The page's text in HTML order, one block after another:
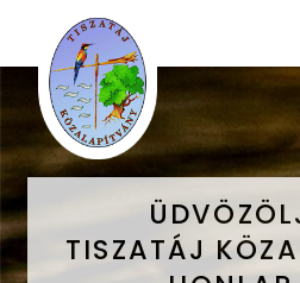
TISZATÁJ
TISZATÁJ
TISZATÁJ